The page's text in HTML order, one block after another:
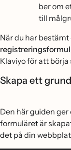
ber om
till
När du har
Klaviyo för att börja
Skapa ett
Den här guiden ger
formuläret är
det på din